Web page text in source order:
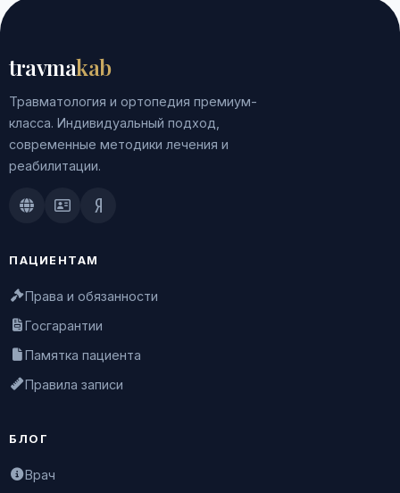
travmakab
Травматология и ортопедия премиум-
класса. Индивидуальный подход,
современные методики лечения и
реабилитации.
Doctu.ruПроДокторов
Яндекс.Здоровье
ПАЦИЕНТАМ
Права и обязанности
Госгарантии
Памятка пациента
Правила записи
БЛОГ
Врач